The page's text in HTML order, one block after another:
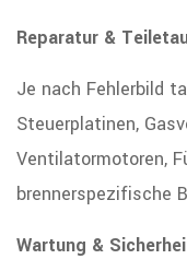
Reparatur &
Je nach Fehlerbild
Steuerplatinen,
Ventilatormotoren,
brennerspezifische
Wartung &